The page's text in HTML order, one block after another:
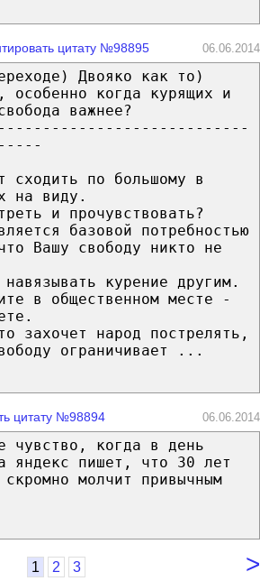
цитату №98895 06.06.2014
Двояко как то)
когда курящих и
важнее?
сходить по большому в
на виду.
и прочувствовать?
базовой потребностью
Вашу свободу никто не
курение другим.
в общественном месте -
захочет народ пострелять,
ограничивает ...
цитату №98894 06.06.2014
чувство, когда в день
яндекс пишет, что 30 лет
молчит привычным
>
1 2 3